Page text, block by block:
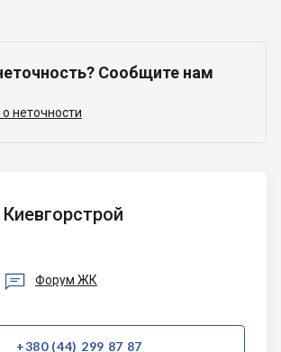
Сообщите нам
неточности
Киевгорстрой
 Форум ЖК
+380 (44) 299 87 87